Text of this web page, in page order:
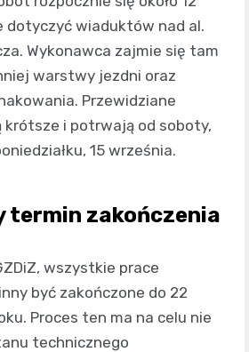
dotyczyć wiaduktów nad al.
Wykonawca zajmie się tam
warstwy jezdni oraz
Przewidziane
krótsze i potrwają od soboty,
15 września.
termin zakończenia
wszystkie prace
być zakończone do 22
Proces ten ma na celu nie
technicznego